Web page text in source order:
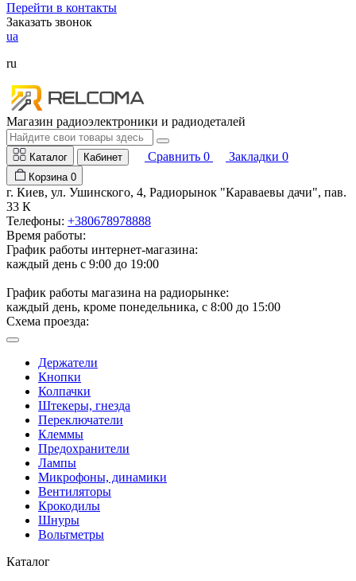
Перейти в контакты
Заказать звонок
ua
ru
Магазин радиоэлектроники и радиодеталей
Каталог Кабинет Сравнить 0 Закладки 0
Корзина 0
г. Киев, ул. Ушинского, 4, Радиорынок "Караваевы дачи", пав.
33 К
Телефоны: +380678978888
Время работы:
График работы интернет-магазина:
каждый день с 9:00 до 19:00
График работы магазина на радиорынке:
каждый день, кроме понедельника, с 8:00 до 15:00
Схема проезда:
Держатели
Кнопки
Колпачки
Штекеры, гнезда
Переключатели
Клеммы
Предохранители
Лампы
Микрофоны, динамики
Вентиляторы
Крокодилы
Шнуры
Вольтметры
Каталог